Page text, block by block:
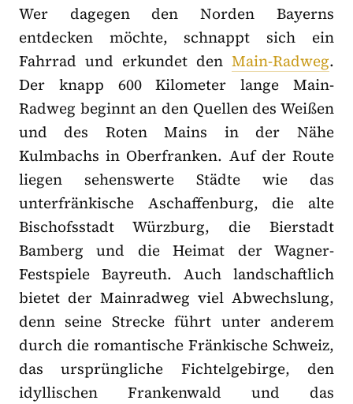
Wer dagegen den Norden Bayerns
entdecken möchte, schnappt sich ein
Fahrrad und erkundet den Main-Radweg.
Der knapp 600 Kilometer lange Main-
Radweg beginnt an den Quellen des Weißen
und des Roten Mains in der Nähe
Kulmbachs in Oberfranken. Auf der Route
liegen sehenswerte Städte wie das
unterfränkische Aschaffenburg, die alte
Bischofsstadt Würzburg, die Bierstadt
Bamberg und die Heimat der Wagner-
Festspiele Bayreuth. Auch landschaftlich
bietet der Mainradweg viel Abwechslung,
denn seine Strecke führt unter anderem
durch die romantische Fränkische Schweiz,
das ursprüngliche Fichtelgebirge, den
idyllischen Frankenwald und das